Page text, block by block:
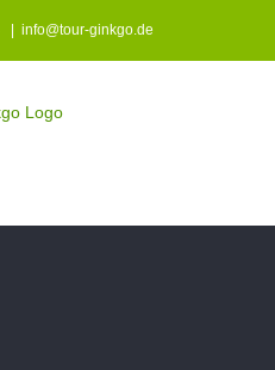
info@tour-ginkgo.de